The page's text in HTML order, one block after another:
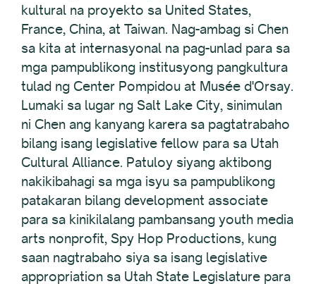
kultural na proyekto sa United States,
France, China, at Taiwan. Nag-ambag si Chen
sa kita at internasyonal na pag-unlad para sa
mga pampublikong institusyong pangkultura
tulad ng Center Pompidou at Musée d'Orsay.
Lumaki sa lugar ng Salt Lake City, sinimulan
ni Chen ang kanyang karera sa pagtatrabaho
bilang isang legislative fellow para sa Utah
Cultural Alliance. Patuloy siyang aktibong
nakikibahagi sa mga isyu sa pampublikong
patakaran bilang development associate
para sa kinikilalang pambansang youth media
arts nonprofit, Spy Hop Productions, kung
saan nagtrabaho siya sa isang legislative
appropriation sa Utah State Legislature para